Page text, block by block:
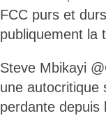
FCC purs et
publiquement la
Steve Mbikayi
une autocritique
perdante depuis